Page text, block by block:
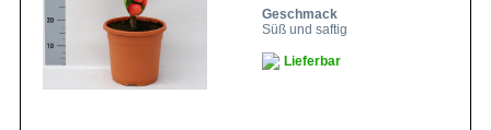
Geschmack
Süß und saftig
Lieferbar